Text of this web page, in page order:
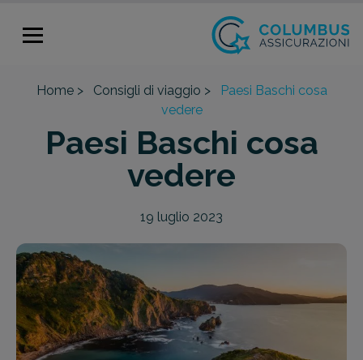
Home > Consigli di viaggio >
Paesi Baschi cosa
vedere
Paesi Baschi cosa
vedere
19 luglio 2023